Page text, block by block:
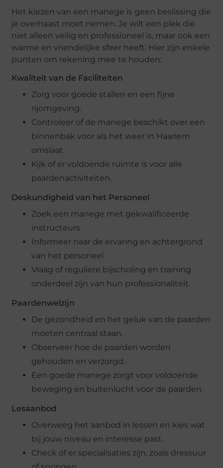
Het kiezen van een manege is geen beslissing die
je overhaast moet nemen. Je wilt een plek die
niet alleen veilig en professioneel is, maar ook een
warme en vriendelijke sfeer heeft. Hier zijn enkele
punten om rekening mee te houden:
Kwaliteit van de Faciliteiten
Zorg voor goede stallen en een fijne
rijomgeving.
Controleer of de manege beschikt over een
binnenbak voor als het weer in Haarlem
omslaat.
Kijk of er voldoende ruimte is voor alle
paardenactiviteiten.
Deskundigheid van het Personeel
Zoek een manege met gekwalificeerde
instructeurs.
Informeer naar de ervaring en achtergrond
van het personeel.
Vraag of reguliere bijscholing en training
onderdeel zijn van hun professionaliteit.
Paardenwelzijn
De gezondheid en het geluk van de paarden
moeten centraal staan.
Observeer hoe de paarden worden
gehouden en verzorgd.
Een goede manege zorgt voor voldoende
beweging en buitenlucht voor de paarden.
Lesaanbod
Overweeg het aanbod in lessen en kies wat
bij jouw niveau en interesse past.
Check of er specialisaties zijn, zoals dressuur